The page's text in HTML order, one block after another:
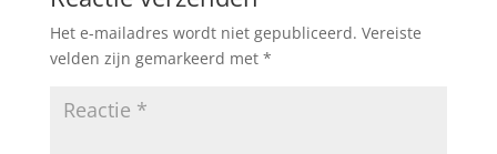
Het e-mailadres wordt niet gepubliceerd. Vereiste
velden zijn gemarkeerd met *